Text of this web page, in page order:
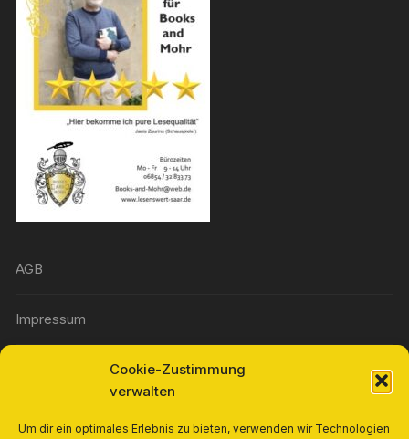
Cookie-Zustimmung
verwalten
Um dir ein optimales Erlebnis zu bieten, verwenden wir Technologien
AGB
Impressum
Widerrufsbelehrung